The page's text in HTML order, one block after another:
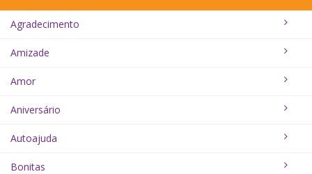
Agradecimento
Amizade
Amor
Aniversário
Autoajuda
Bonitas